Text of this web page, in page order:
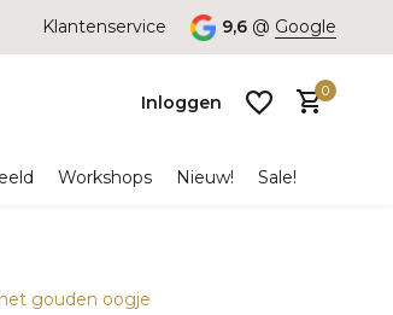
Klantenservice 9,6 @ Google
Inloggen
Account
0
Workshops Nieuw! Sale!
gouden oogje